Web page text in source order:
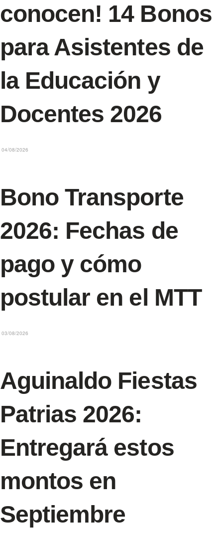
conocen! 14 Bonos
para Asistentes de
la Educación y
Docentes 2026
04/08/2026
Bono Transporte
2026: Fechas de
pago y cómo
postular en el MTT
03/08/2026
Aguinaldo Fiestas
Patrias 2026:
Entregará estos
montos en
Septiembre